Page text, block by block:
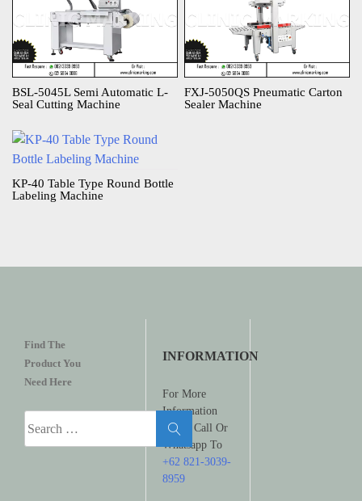
BSL-5045L Semi Automatic L-
Seal Cutting Machine​
FXJ-5050QS Pneumatic Carton
Sealer Machine​
KP-40 Table Type Round Bottle
Labeling Machine​
Find The
Product You
Need Here
INFORMATION
For More
Information
Please Call Or
Whatsapp To
+62 821-3039-
8959